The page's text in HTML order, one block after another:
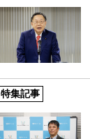
特集記事